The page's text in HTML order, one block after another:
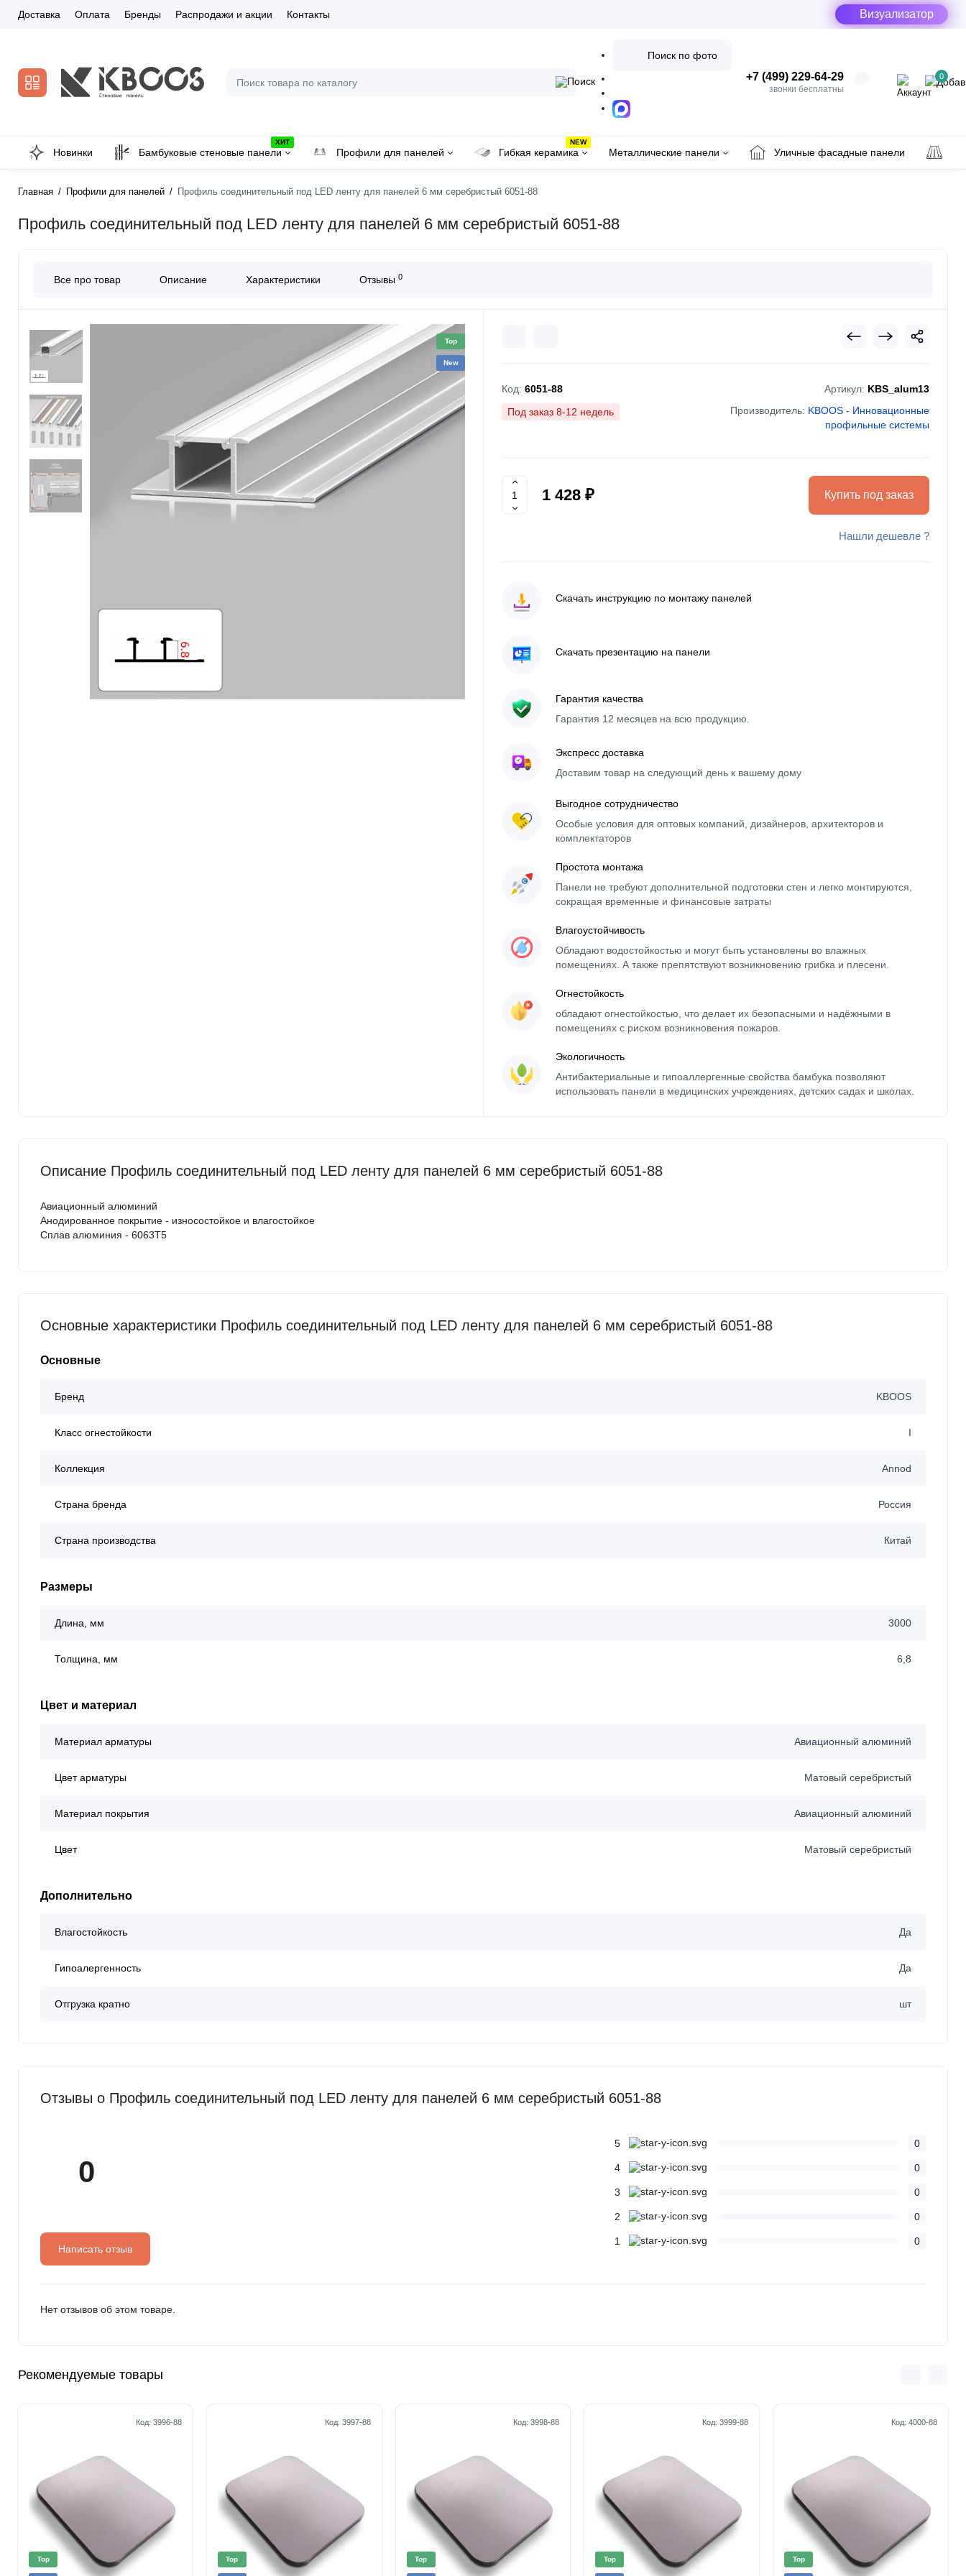
Визуализатор
Доставка Оплата Бренды Распродажи и акции Контакты
+7 (499) 229-64-29
звонки бесплатны
0
Поиск по фото
Новинки
ХИТ
Бамбуковые стеновые панели Профили для панелей
NEW
Гибкая керамика Металлические панели Уличные фасадные панели
Главная Профили для панелей Профиль соединительный под LED ленту для панелей 6 мм серебристый 6051-88
Профиль соединительный под LED ленту для панелей 6 мм серебристый 6051-88
Все про товар Описание Характеристики Отзывы 0
Top
New
Код: 6051-88 Артикул: KBS_alum13
Производитель: KBOOS - Инновационные
профильные системы
Под заказ 8-12 недель
1 428 ₽ Купить под заказ
Нашли дешевле ?
Скачать инструкцию по монтажу панелей
Скачать презентацию на панели
Гарантия качества
Гарантия 12 месяцев на всю продукцию.
Экспресс доставка
Доставим товар на следующий день к вашему дому
Выгодное сотрудничество
Особые условия для оптовых компаний, дизайнеров, архитекторов и
комплектаторов
Простота монтажа
Панели не требуют дополнительной подготовки стен и легко монтируются,
сокращая временные и финансовые затраты
Влагоустойчивость
Обладают водостойкостью и могут быть установлены во влажных
помещениях. А также препятствуют возникновению грибка и плесени.
Огнестойкость
обладают огнестойкостью, что делает их безопасными и надёжными в
помещениях с риском возникновения пожаров.
Экологичность
Антибактериальные и гипоаллергенные свойства бамбука позволяют
использовать панели в медицинских учреждениях, детских садах и школах.
Описание Профиль соединительный под LED ленту для панелей 6 мм серебристый 6051-88
Авиационный алюминий
Анодированное покрытие - износостойкое и влагостойкое
Сплав алюминия - 6063Т5
Основные характеристики Профиль соединительный под LED ленту для панелей 6 мм серебристый 6051-88
Основные
Бренд KBOOS
Класс огнестойкости I
Коллекция Annod
Страна бренда Россия
Страна производства Китай
Размеры
Длина, мм 3000
Толщина, мм 6,8
Цвет и материал
Материал арматуры Авиационный алюминий
Цвет арматуры Матовый серебристый
Материал покрытия Авиационный алюминий
Цвет Матовый серебристый
Дополнительно
Влагостойкость Да
Гипоалергенность Да
Отгрузка кратно шт
Отзывы о Профиль соединительный под LED ленту для панелей 6 мм серебристый 6051-88
0
Написать отзыв
5 0
4 0
3 0
2 0
1 0
Нет отзывов об этом товаре.
Рекомендуемые товары
Код: 3996-88
Top
Код: 3997-88
Top
Код:3998-88
Top
Код:3999-88
Top
Код: 4000-88
Top